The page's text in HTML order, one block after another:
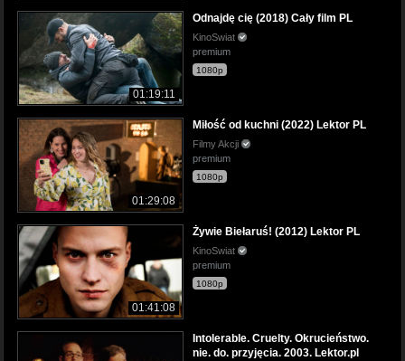
01:19:11
Odnajdę cię (2018) Cały film PL
KinoSwiat
premium
1080p
01:29:08
Miłość od kuchni (2022) Lektor PL
Filmy Akcji
premium
1080p
01:41:08
Żywie Biełaruś! (2012) Lektor PL
KinoSwiat
premium
1080p
Intolerable. Cruelty. Okrucieństwo.
nie. do. przyjęcia. 2003. Lektor.pl